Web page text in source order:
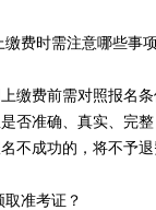
费时需注意哪些事
费前需对照报名条
否准确、真实、完
不成功的，将不予
准考证？